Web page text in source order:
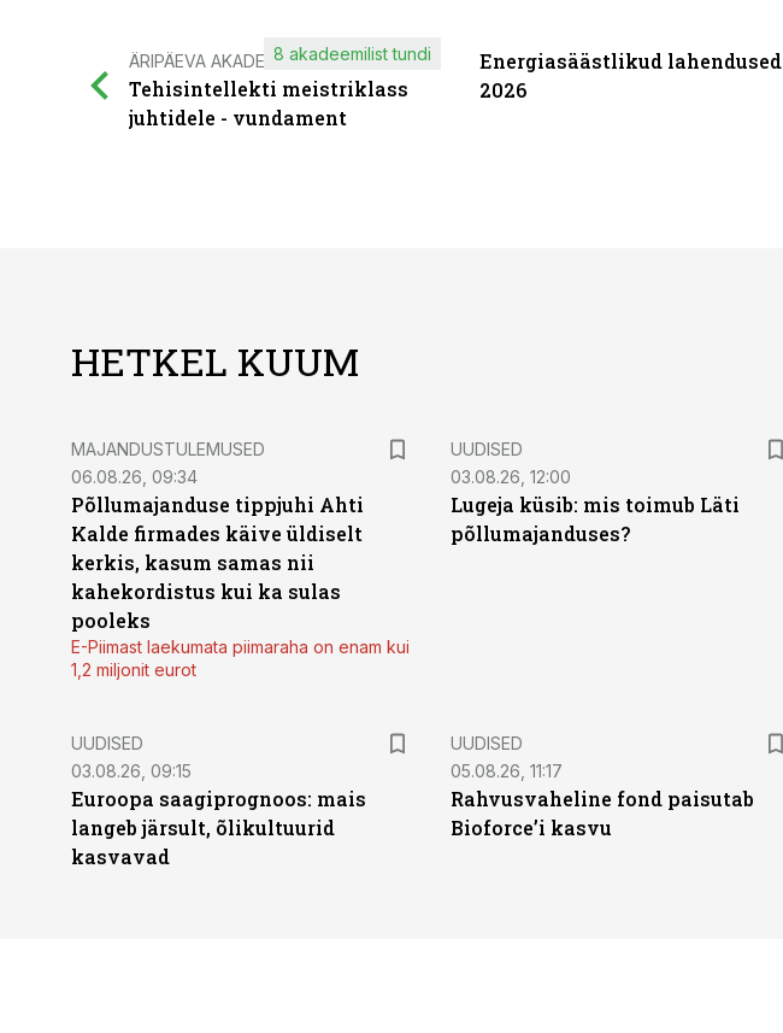
ÄRIPÄEVA AKADEEMIA
Tehisintellekti meistriklass
juhtidele - vundament
8 akadeemilist tundi
Energiasäästlikud lahendused
2026
HETKEL KUUM
MAJANDUSTULEMUSED
06.08.26, 09:34
Põllumajanduse tippjuhi Ahti
Kalde firmades käive üldiselt
kerkis, kasum samas nii
kahekordistus kui ka sulas
pooleks
E-Piimast laekumata piimaraha on enam kui
1,2 miljonit eurot
UUDISED
03.08.26, 12:00
Lugeja küsib: mis toimub Läti
põllumajanduses?
UUDISED
03.08.26, 09:15
Euroopa saagiprognoos: mais
langeb järsult, õlikultuurid
kasvavad
UUDISED
05.08.26, 11:17
Rahvusvaheline fond paisutab
Bioforce’i kasvu